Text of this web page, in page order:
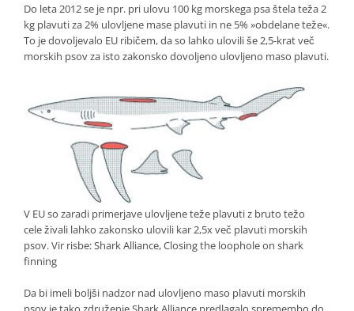
Do leta 2012 se je npr. pri ulovu 100 kg morskega psa štela teža 2
kg plavuti za 2% ulovljene mase plavuti in ne 5% »obdelane teže«.
To je dovoljevalo EU ribičem, da so lahko ulovili še 2,5-krat več
morskih psov za isto zakonsko dovoljeno ulovljeno maso plavuti.
V EU so zaradi primerjave ulovljene teže plavuti z bruto težo
cele živali lahko zakonsko ulovili kar 2,5x več plavuti morskih
psov. Vir risbe: Shark Alliance, Closing the loophole on shark
finning
Da bi imeli boljši nadzor nad ulovljeno maso plavuti morskih